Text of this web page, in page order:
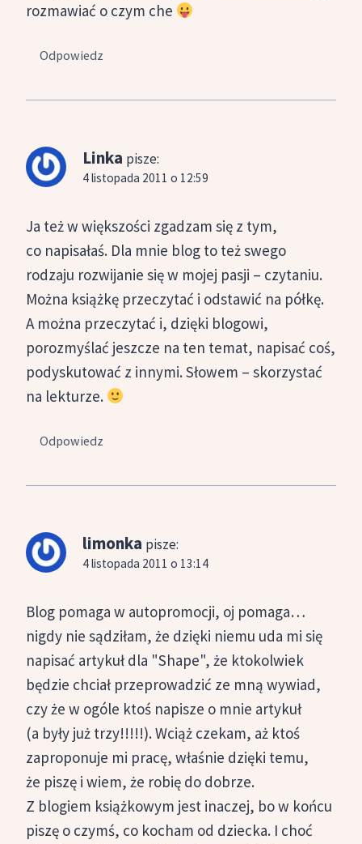
rozmawiać o czym che
Odpowiedz
Linka pisze:
4 listopada 2011 o 12:59
Ja też w większości zgadzam się z tym,
co napisałaś. Dla mnie blog to też swego
rodzaju rozwijanie się w mojej pasji – czytaniu.
Można książkę przeczytać i odstawić na półkę.
A można przeczytać i, dzięki blogowi,
porozmyślać jeszcze na ten temat, napisać coś,
podyskutować z innymi. Słowem – skorzystać
na lekturze.
Odpowiedz
limonka pisze:
4 listopada 2011 o 13:14
Blog pomaga w autopromocji, oj pomaga…
nigdy nie sądziłam, że dzięki niemu uda mi się
napisać artykuł dla "Shape", że ktokolwiek
będzie chciał przeprowadzić ze mną wywiad,
czy że w ogóle ktoś napisze o mnie artykuł
(a były już trzy!!!!!). Wciąż czekam, aż ktoś
zaproponuje mi pracę, właśnie dzięki temu,
że piszę i wiem, że robię do dobrze.
Z blogiem książkowym jest inaczej, bo w końcu
piszę o czymś, co kocham od dziecka. I choć